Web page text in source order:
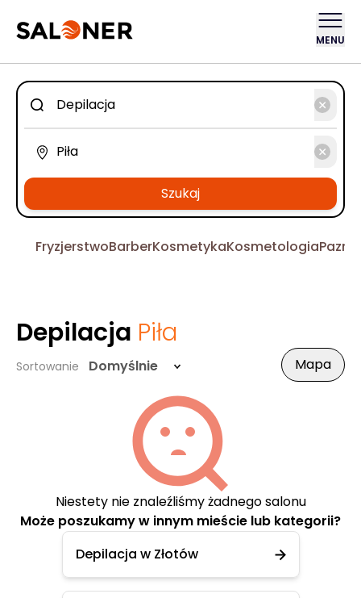
MENU
Szukaj
FryzjerstwoBarberKosmetykaKosmetologia
Depilacja Piła
Sortowanie Domyślnie Mapa
Niestety nie znaleźliśmy żadnego salonu
Może poszukamy w innym mieście lub kategorii?
Depilacja w Złotów